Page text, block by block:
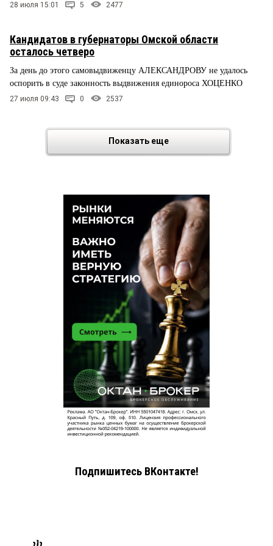
28 июля 15:01 5 2477
Кандидатов в губернаторы Омской области
осталось четверо
За день до этого самовыдвиженцу АЛЕКСАНДРОВУ не удалось
оспорить в суде законность выдвижения единороса ХОЦЕНКО
27 июля 09:43 0 2537
Показать еще
Подпишитесь ВКонтакте!